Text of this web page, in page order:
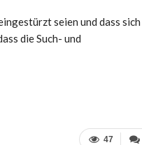
seien und dass sich
die Such- und
47